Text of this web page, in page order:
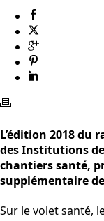
L’édition 2018 du
des Institutions
chantiers santé,
supplémentaire
Sur le volet santé,